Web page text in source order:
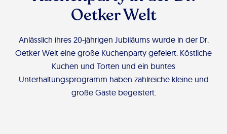
Oetker Welt
Anlässlich ihres 20-jährigen Jubiläums wurde in der Dr.
Oetker Welt eine große Kuchenparty gefeiert. Köstliche
Kuchen und Torten und ein buntes
Unterhaltungsprogramm haben zahlreiche kleine und
große Gäste begeistert.